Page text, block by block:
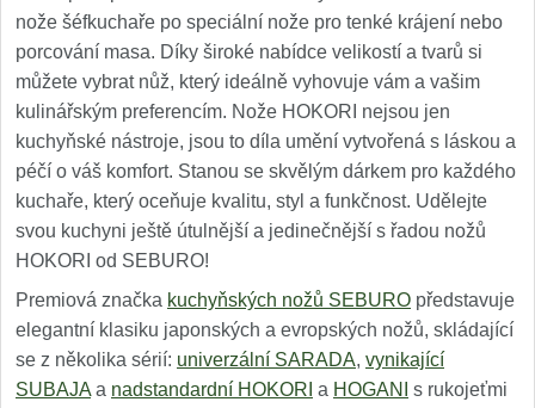
nože šéfkuchaře po speciální nože pro tenké krájení nebo
porcování masa. Díky široké nabídce velikostí a tvarů si
můžete vybrat nůž, který ideálně vyhovuje vám a vašim
kulinářským preferencím. Nože HOKORI nejsou jen
kuchyňské nástroje, jsou to díla umění vytvořená s láskou a
péčí o váš komfort. Stanou se skvělým dárkem pro každého
kuchaře, který oceňuje kvalitu, styl a funkčnost. Udělejte
svou kuchyni ještě útulnější a jedinečnější s řadou nožů
HOKORI od SEBURO!
Premiová značka kuchyňských nožů SEBURO představuje
elegantní klasiku japonských a evropských nožů, skládající
se z několika sérií: univerzální SARADA, vynikající
SUBAJA a nadstandardní HOKORI a HOGANI
s rukojeťmi